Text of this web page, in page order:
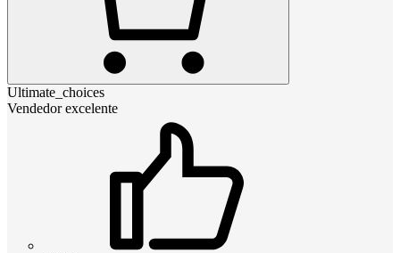
Ultimate_choices
Vendedor excelente